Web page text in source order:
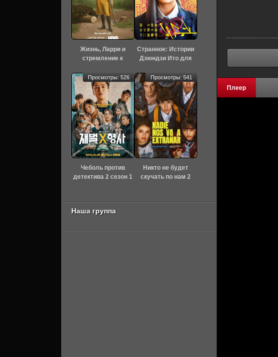
Плеер
Жизнь, Ларри и
стремление к
история Америки 1
сезон 7 серия
[Смотреть Онлайн]
Странное: Истории
Дзюндзи Ито для
сезон 6 серия
[Смотреть Онлайн]
Чеболь против
детектива 2 сезон 1
Просмотры: 526
Никто не будет
скучать по нам 2
Просмотры: 541
Наша группа